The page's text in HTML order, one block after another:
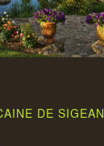
DE SIGEAN